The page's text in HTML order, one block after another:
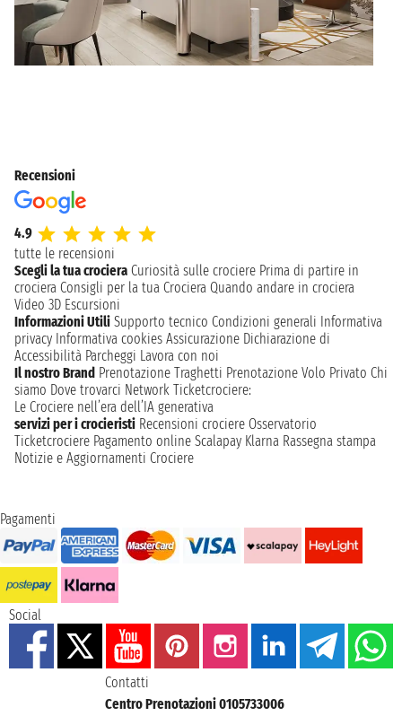
Recensioni
4.9
tutte le recensioni
Scegli la tua crociera Curiosità sulle crociere Prima di partire in
crociera Consigli per la tua Crociera Quando andare in crociera
Video 3D Escursioni
Informazioni Utili Supporto tecnico Condizioni generali Informativa
privacy Informativa cookies Assicurazione Dichiarazione di
Accessibilità Parcheggi Lavora con noi
Il nostro Brand Prenotazione Traghetti Prenotazione Volo Privato Chi
siamo Dove trovarci Network Ticketcrociere:
Le Crociere nell’era dell’IA generativa
servizi per i crocieristi Recensioni crociere Osservatorio
Ticketcrociere Pagamento online Scalapay Klarna Rassegna stampa
Notizie e Aggiornamenti Crociere
Pagamenti
Social
Contatti
Centro Prenotazioni 0105733006